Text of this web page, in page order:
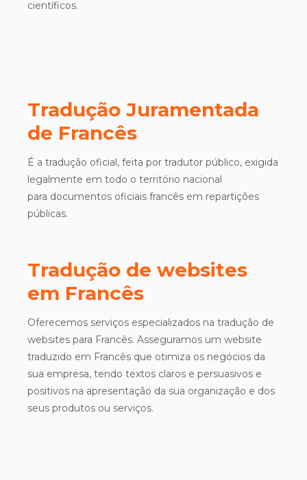
científicos.
Tradução Juramentada
de Francês
É a tradução oficial, feita por tradutor público, exigida
legalmente em todo o território nacional
para documentos oficiais francês em repartições
públicas.
Tradução de websites
em Francês
Oferecemos serviços especializados na tradução de
websites para Francês. Asseguramos um website
traduzido em Francês que otimiza os negócios da
sua empresa, tendo textos claros e persuasivos e
positivos na apresentação da sua organização e dos
seus produtos ou serviços.